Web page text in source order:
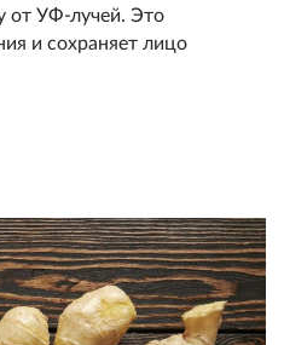
от УФ-лучей. Это
и сохраняет лицо